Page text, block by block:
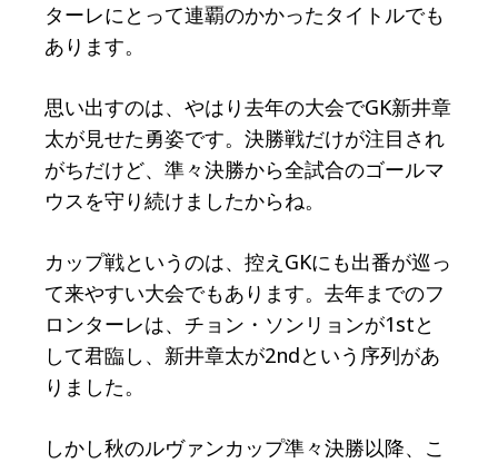
ターレにとって連覇のかかったタイトルでも
あります。
思い出すのは、やはり去年の大会でGK新井章
太が見せた勇姿です。決勝戦だけが注目され
がちだけど、準々決勝から全試合のゴールマ
ウスを守り続けましたからね。
カップ戦というのは、控えGKにも出番が巡っ
て来やすい大会でもあります。去年までのフ
ロンターレは、チョン・ソンリョンが1stと
して君臨し、新井章太が2ndという序列があ
りました。
しかし秋のルヴァンカップ準々決勝以降、こ